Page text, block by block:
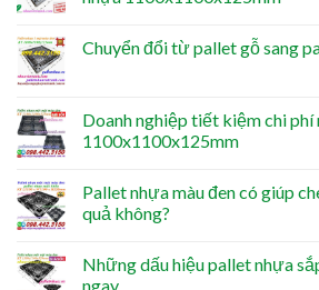
Chuyển đổi từ pallet gỗ sang
Doanh nghiệp tiết kiệm chi
1100x1100x125mm
Pallet nhựa màu đen có giúp
quả không?
Những dấu hiệu pallet nhựa
ngay